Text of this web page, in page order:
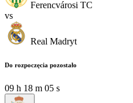
Ferencvárosi TC
vs
Real Madryt
Do rozpoczęcia pozostało
09 h 18 m 03 s